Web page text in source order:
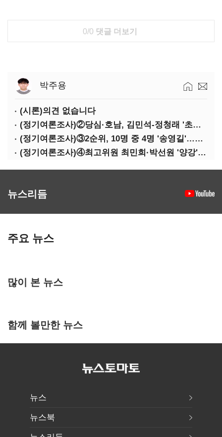
0/0 댓글 더보기
박주용
(시론)의견 없습니다
(정기여론조사)②당심·호남, 김민석-정청래 '초접전'
(정기여론조사)③2순위, 10명 중 4명 '송영길'…정청래 '한 자릿수'
(정기여론조사)④최고위원 최민희·박선원 '양강'…서미화·이성윤·임미애 뒤이어
뉴스리듬
주요 뉴스
많이 본 뉴스
함께 볼만한 뉴스
뉴스
뉴스북